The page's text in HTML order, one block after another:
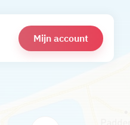
Mijn account